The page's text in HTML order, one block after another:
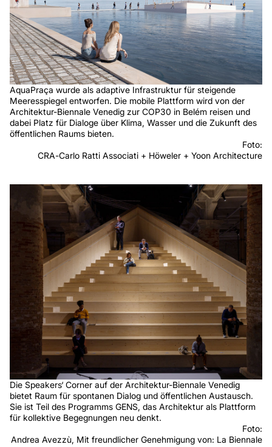
AquaPraça wurde als adaptive Infrastruktur für steigende
Meeresspiegel entworfen. Die mobile Plattform wird von der
Architektur-Biennale Venedig zur COP30 in Belém reisen und
dabei Platz für Dialoge über Klima, Wasser und die Zukunft des
öffentlichen Raums bieten.
Foto:
CRA-Carlo Ratti Associati + Höweler + Yoon Architecture
Die Speakers‘ Corner auf der Architektur-Biennale Venedig
bietet Raum für spontanen Dialog und öffentlichen Austausch.
Sie ist Teil des Programms GENS, das Architektur als Plattform
für kollektive Begegnungen neu denkt.
Foto:
Andrea Avezzù, Mit freundlicher Genehmigung von: La Biennale